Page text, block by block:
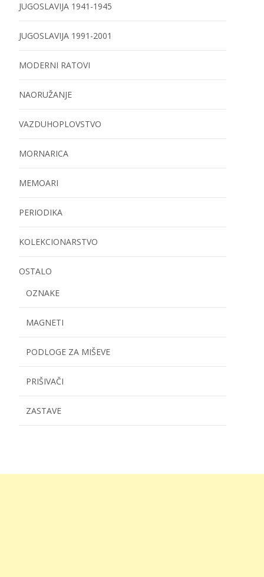
JUGOSLAVIJA 1941-1945
JUGOSLAVIJA 1991-2001
MODERNI RATOVI
NAORUŽANJE
VAZDUHOPLOVSTVO
MORNARICA
MEMOARI
PERIODIKA
KOLEKCIONARSTVO
OSTALO
OZNAKE
MAGNETI
PODLOGE ZA MIŠEVE
PRIŠIVAČI
ZASTAVE